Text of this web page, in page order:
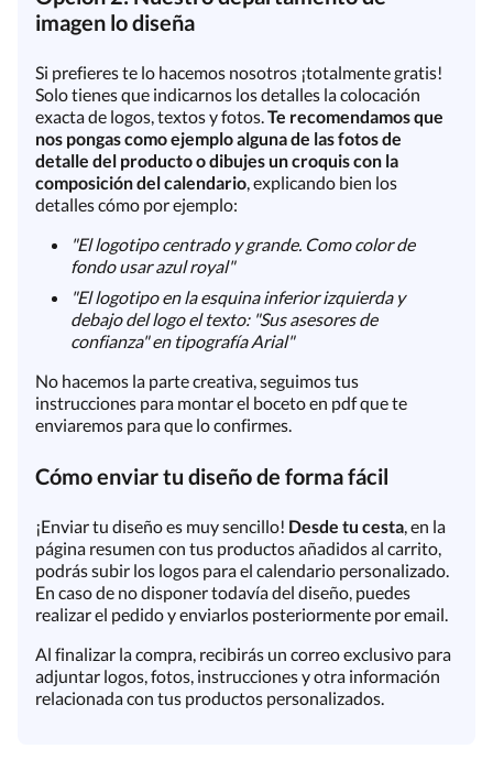
imagen lo diseña
Si prefieres te lo hacemos nosotros ¡totalmente gratis!
Solo tienes que indicarnos los detalles la colocación
exacta de logos, textos y fotos.Te recomendamos que
nos pongas como ejemplo alguna de las fotos de
detalle del producto o dibujes un croquis con la
composición del calendario, explicando bien los
detalles cómo por ejemplo:
"El logotipo centrado y grande. Como color de
fondo usar azul royal"
"El logotipo en la esquina inferior izquierda y
debajo del logo el texto: "Sus asesores de
confianza" en tipografía Arial"
No hacemos la parte creativa, seguimos tus
instrucciones para montar el boceto en pdf que te
enviaremos para que lo confirmes.
Cómo enviar tu diseño de forma fácil
¡Enviar tu diseño es muy sencillo! Desde tu cesta, en la
página resumen con tus productos añadidos al carrito,
podrás subir los logos para el calendario personalizado.
En caso de no disponer todavía del diseño, puedes
realizar el pedido y enviarlos posteriormente por email.
Al finalizar la compra, recibirás un correo exclusivo para
adjuntar logos, fotos, instrucciones y otra información
relacionada con tus productos personalizados.